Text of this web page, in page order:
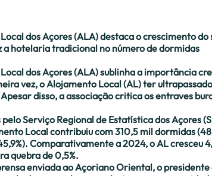
dos Açores (ALA) destaca o crescimento do
a hotelaria tradicional no número de dormidas
dos Açores (ALA) sublinha a importância
vez, o Alojamento Local (AL) ter
disso, a associação critica os entraves
Serviço Regional de Estatística dos Açores
Local contribuiu com 310,5 mil dormidas
Comparativamente a 2024, o AL cresceu
quebra de 0,5%.
enviada ao Açoriano Oriental, o